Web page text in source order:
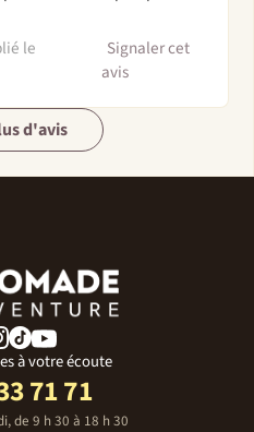
le
Signaler cet
avis
d'avis
à votre écoute
71 71
de 9 h 30 à 18 h 30